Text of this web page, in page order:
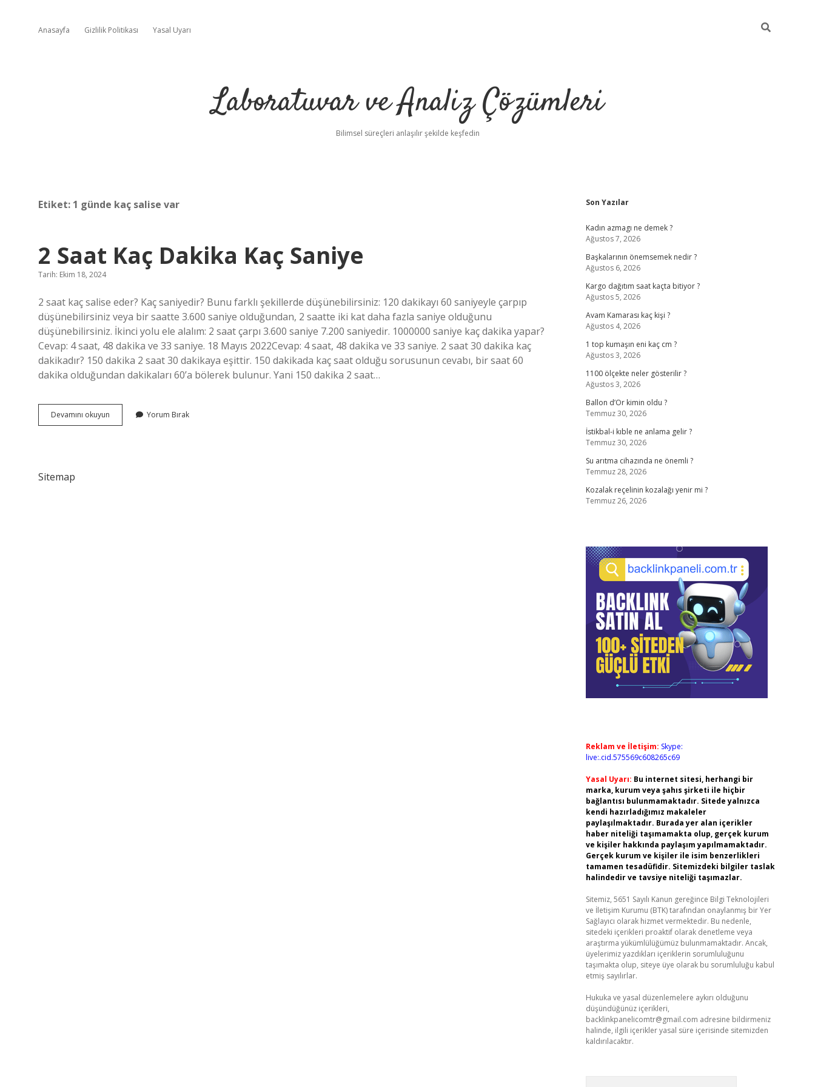
Anasayfa Gizlilik Politikası Yasal Uyarı
Laboratuvar ve Analiz Çözümleri
Bilimsel süreçleri anlaşılır şekilde keşfedin
Etiket: 1 günde kaç salise var
2 Saat Kaç Dakika Kaç Saniye
Tarih: Ekim 18, 2024
2 saat kaç salise eder? Kaç saniyedir? Bunu farklı şekillerde düşünebilirsiniz: 120 dakikayı 60 saniyeyle çarpıp
düşünebilirsiniz veya bir saatte 3.600 saniye olduğundan, 2 saatte iki kat daha fazla saniye olduğunu
düşünebilirsiniz. İkinci yolu ele alalım: 2 saat çarpı 3.600 saniye 7.200 saniyedir. 1000000 saniye kaç dakika yapar?
Cevap: 4 saat, 48 dakika ve 33 saniye. 18 Mayıs 2022Cevap: 4 saat, 48 dakika ve 33 saniye. 2 saat 30 dakika kaç
dakikadır? 150 dakika 2 saat 30 dakikaya eşittir. 150 dakikada kaç saat olduğu sorusunun cevabı, bir saat 60
dakika olduğundan dakikaları 60’a bölerek bulunur. Yani 150 dakika 2 saat…
Devamını okuyun
Saat
Yorum Bırak
Sitemap
Sidebar
Son Yazılar
Kadın azmagı ne demek ?
Ağustos 7, 2026
Başkalarının önemsemek nedir ?
Ağustos 6, 2026
Kargo dağıtım saat kaçta bitiyor ?
Ağustos 5, 2026
Avam Kamarası kaç kişi ?
Ağustos 4, 2026
1 top kumaşın eni kaç cm ?
Ağustos 3, 2026
1100 ölçekte neler gösterilir ?
Ağustos 3, 2026
Ballon d’Or kimin oldu ?
Temmuz 30, 2026
İstikbal-i kıble ne anlama gelir ?
Temmuz 30, 2026
Su arıtma cihazında ne önemli ?
Temmuz 28, 2026
Kozalak reçelinin kozalağı yenir mi ?
Temmuz 26, 2026
Reklam ve İletişim: Skype:
live:.cid.575569c608265c69
Yasal Uyarı: Bu internet sitesi, herhangi bir
marka, kurum veya şahıs şirketi ile hiçbir
bağlantısı bulunmamaktadır. Sitede yalnızca
kendi hazırladığımız makaleler
paylaşılmaktadır. Burada yer alan içerikler
haber niteliği taşımamakta olup, gerçek kurum
ve kişiler hakkında paylaşım yapılmamaktadır.
Gerçek kurum ve kişiler ile isim benzerlikleri
tamamen tesadüfidir. Sitemizdeki bilgiler taslak
halindedir ve tavsiye niteliği taşımazlar.
Sitemiz, 5651 Sayılı Kanun gereğince Bilgi Teknolojileri
ve İletişim Kurumu (BTK) tarafından onaylanmış bir Yer
Sağlayıcı olarak hizmet vermektedir. Bu nedenle,
sitedeki içerikleri proaktif olarak denetleme veya
araştırma yükümlülüğümüz bulunmamaktadır. Ancak,
üyelerimiz yazdıkları içeriklerin sorumluluğunu
taşımakta olup, siteye üye olarak bu sorumluluğu kabul
etmiş sayılırlar.
Hukuka ve yasal düzenlemelere aykırı olduğunu
düşündüğünüz içerikleri,
backlinkpanelicomtr@gmail.com adresine bildirmeniz
halinde, ilgili içerikler yasal süre içerisinde sitemizden
kaldırılacaktır.